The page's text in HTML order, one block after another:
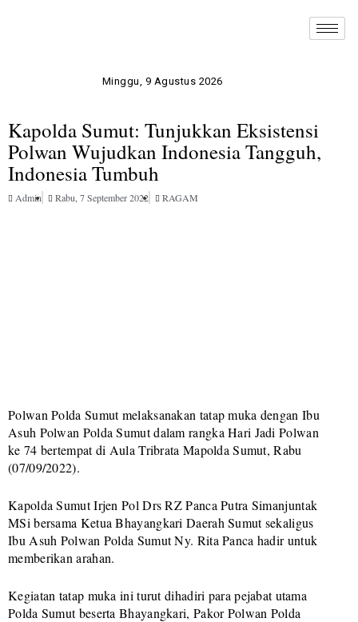
Minggu, 9 Agustus 2026
Kapolda Sumut: Tunjukkan Eksistensi
Polwan Wujudkan Indonesia Tangguh,
Indonesia Tumbuh
Admin Rabu, 7 September 2022 RAGAM
Polwan Polda Sumut melaksanakan tatap muka dengan Ibu
Asuh Polwan Polda Sumut dalam rangka Hari Jadi Polwan
ke 74 bertempat di Aula Tribrata Mapolda Sumut, Rabu
(07/09/2022).
Kapolda Sumut Irjen Pol Drs RZ Panca Putra Simanjuntak
MSi bersama Ketua Bhayangkari Daerah Sumut sekaligus
Ibu Asuh Polwan Polda Sumut Ny. Rita Panca hadir untuk
memberikan arahan.
Kegiatan tatap muka ini turut dihadiri para pejabat utama
Polda Sumut beserta Bhayangkari, Pakor Polwan Polda